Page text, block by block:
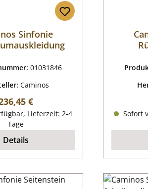
Sinfonie
01031846
Caminos
Preis:
€
Lieferzeit: 2-4
Tage
Details
Sofort